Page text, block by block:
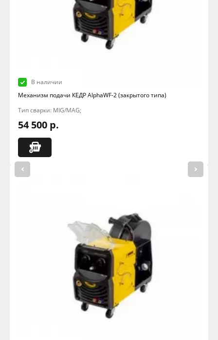
В наличии
Механизм подачи КЕДР AlphaWF-2 (закрытого типа)
Тип сварки: MIG/MAG;
54 500 р.